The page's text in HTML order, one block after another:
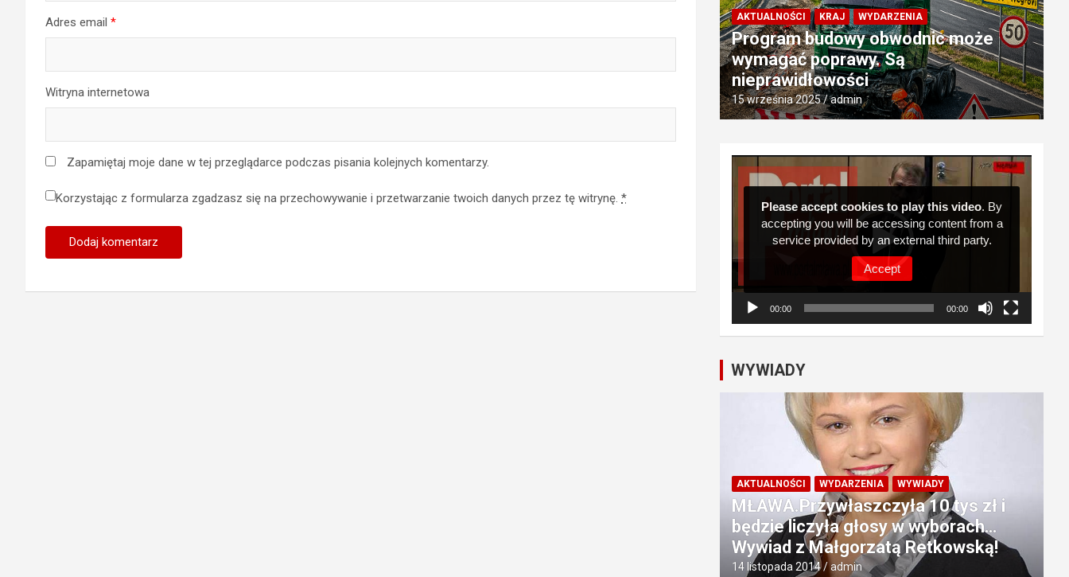
Adres email *
Witryna internetowa
Zapamiętaj moje dane w tej przeglądarce podczas pisania kolejnych komentarzy.
Korzystając z formularza zgadzasz się na przechowywanie i przetwarzanie twoich danych przez tę witrynę. *
AKTUALNOŚCI KRAJ WYDARZENIA
Program budowy obwodnic może
wymagać poprawy. Są
nieprawidłowości
15 września 2025 admin
Please accept cookies to play this video. By
accepting you will be accessing content from a
service provided by an external third party.
Accept
00:00 00:00
WYWIADY
AKTUALNOŚCI WYDARZENIA WYWIADY
MŁAWA.Przywłaszczyła 10 tys zł i
będzie liczyła głosy w wyborach…
Wywiad z Małgorzatą Retkowską!
14 listopada 2014 admin